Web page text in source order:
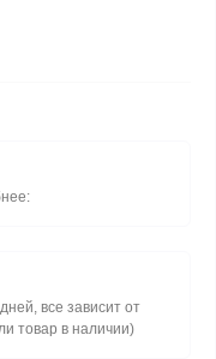
все зависит от
товар в наличии)